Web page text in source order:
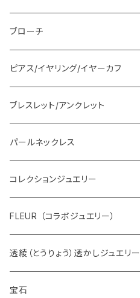
ブローチ
ピアス/イヤリング/イヤーカフ
ブレスレット/アンクレット
パールネックレス
コレクションジュエリー
FLEUR （コラボジュエリー）
透綾（とうりょう）透かしジュエリー
宝石